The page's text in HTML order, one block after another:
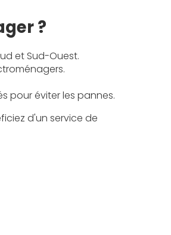
?
et Sud-Ouest.
pour éviter les pannes.
d'un service de